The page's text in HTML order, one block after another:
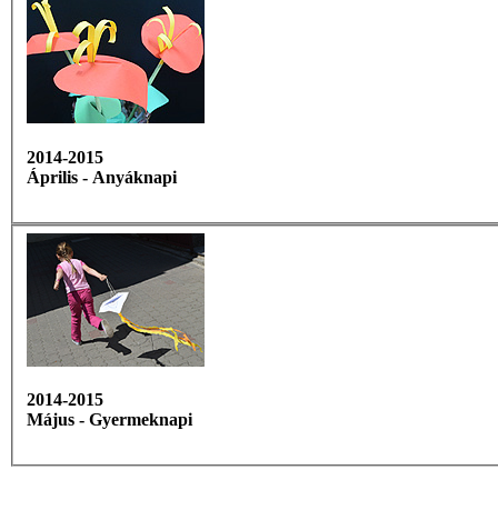
2014-2015
Április - Anyáknapi
2014-2015
Május - Gyermeknapi